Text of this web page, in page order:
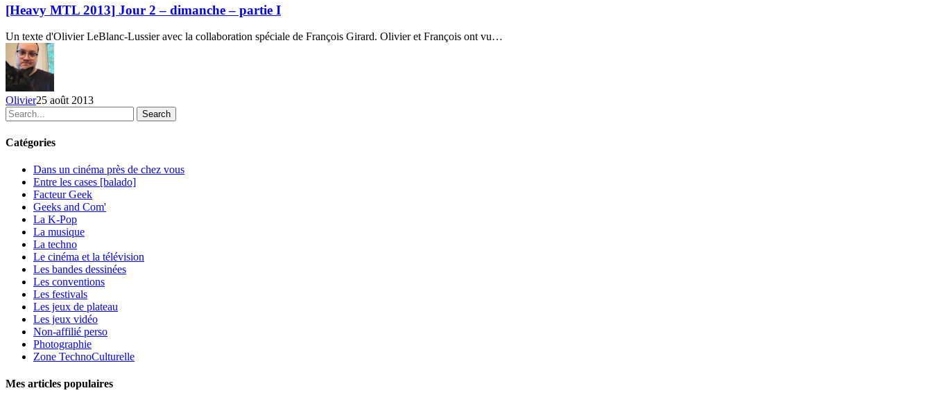
2013]
Jour
2
–
dimanche
–
partie
I
[Heavy MTL 2013] Jour 2 – dimanche – partie I
Un texte d'Olivier LeBlanc-Lussier avec la collaboration spéciale de François Girard. Olivier et François ont vu…
Olivier25 août 2013
Search
Catégories
Dans un cinéma près de chez vous
Entre les cases [balado]
Facteur Geek
Geeks and Com'
La K-Pop
La musique
La techno
Le cinéma et la télévision
Les bandes dessinées
Les conventions
Les festivals
Les jeux de plateau
Les jeux vidéo
Non-affilié perso
Photographie
Zone TechnoCulturelle
Mes articles populaires